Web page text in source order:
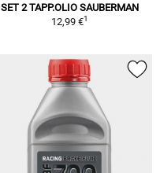
SET 2 TAPP.OLIO SAUBERMAN
12,99 €1